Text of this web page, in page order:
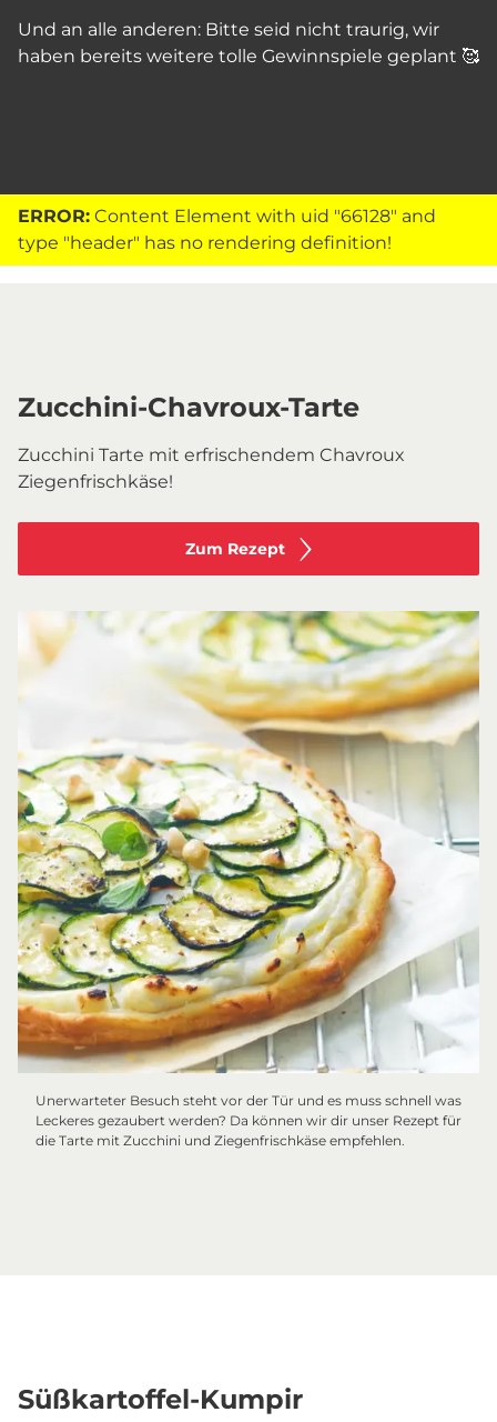
Und an alle anderen: Bitte seid nicht traurig, wir
haben bereits weitere tolle Gewinnspiele geplant 🥰
ERROR: Content Element with uid "66128" and
type "header" has no rendering definition!
Zucchini-Chavroux-Tarte
Zucchini Tarte mit erfrischendem Chavroux
Ziegenfrischkäse!
Zum Rezept
Unerwarteter Besuch steht vor der Tür und es muss schnell was
Leckeres gezaubert werden? Da können wir dir unser Rezept für
die Tarte mit Zucchini und Ziegenfrischkäse empfehlen.
Süßkartoffel-Kumpir